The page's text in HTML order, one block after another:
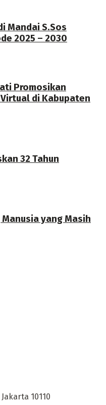
Mandai S.Sos
2025 – 2030
Promosikan
di Kabupaten
32 Tahun
yang Masih
10110